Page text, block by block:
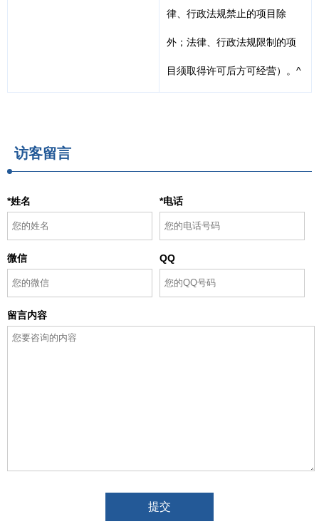
律、行政法规禁止的项目除
外；法律、行政法规限制的项
目须取得许可后方可经营）。^
访客留言
*姓名 *电话
微信 QQ
留言内容